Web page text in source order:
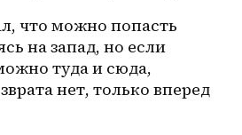
что можно попасть
на запад, но если
туда и сюда,
нет, только вперед